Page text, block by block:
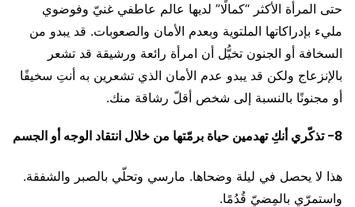
حتى المرأة الأكثر “كمالًا” لديها عالم عاطفي غنيّ وفوضوي
مليء بإدراكاتها الملتوية وبعدم الأمان والصعوبات. قد يبدو من
السخافة أو الجنون تخيُّل أن امرأة رائعة ورشيقة قد تشعر
بالإنزعاج ولكن قد يبدو عدم الأمان الذي تشعرين به أنتِ سخيفًا
أو مجنونًا بالنسبة إلى شخص أقلّ رشاقة منك.
8- تذكّري أنكِ تهدمين حياة برمّتها من خلال انتقاد الوجه أو الجسم
هذا لا يحصل في ليلة وضحاها. مارسي وتحلّي بالصبر والشفقة.
واستمرّي بالمِضيّ قُدُمًا.